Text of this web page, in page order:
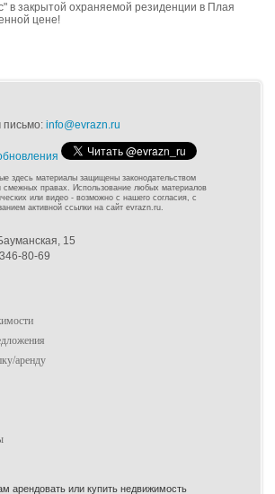
в закрытой охраняемой резиденции в Плая
цене!
письмо: info@evrazn.ru
здесь материалы защищены законодательством
смежных правах. Использование любых материалов
или видео - возможно с нашего согласия, с
активной ссылки на сайт evrazn.ru.
15
80-69
аренду
арендовать или купить недвижимость